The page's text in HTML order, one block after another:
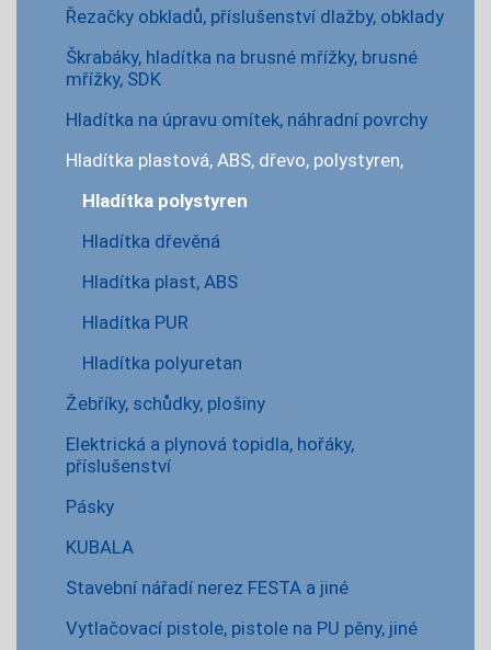
Řezačky obkladů, příslušenství dlažby, obklady
Škrabáky, hladítka na brusné mřížky, brusné
mřížky, SDK
Hladítka na úpravu omítek, náhradní povrchy
Hladítka plastová, ABS, dřevo, polystyren,
Hladítka polystyren
Hladítka dřevěná
Hladítka plast, ABS
Hladítka PUR
Hladítka polyuretan
Žebříky, schůdky, plošiny
Elektrická a plynová topidla, hořáky,
příslušenství
Pásky
KUBALA
Stavební nářadí nerez FESTA a jiné
Vytlačovací pistole, pistole na PU pěny, jiné